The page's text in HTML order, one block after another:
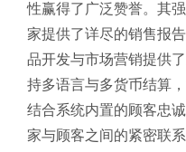
性赢得了广泛赞誉。其
家提供了详尽的销售报
品开发与市场营销提供
持多语言与多货币结算
结合系统内置的顾客忠
家与顾客之间的紧密联